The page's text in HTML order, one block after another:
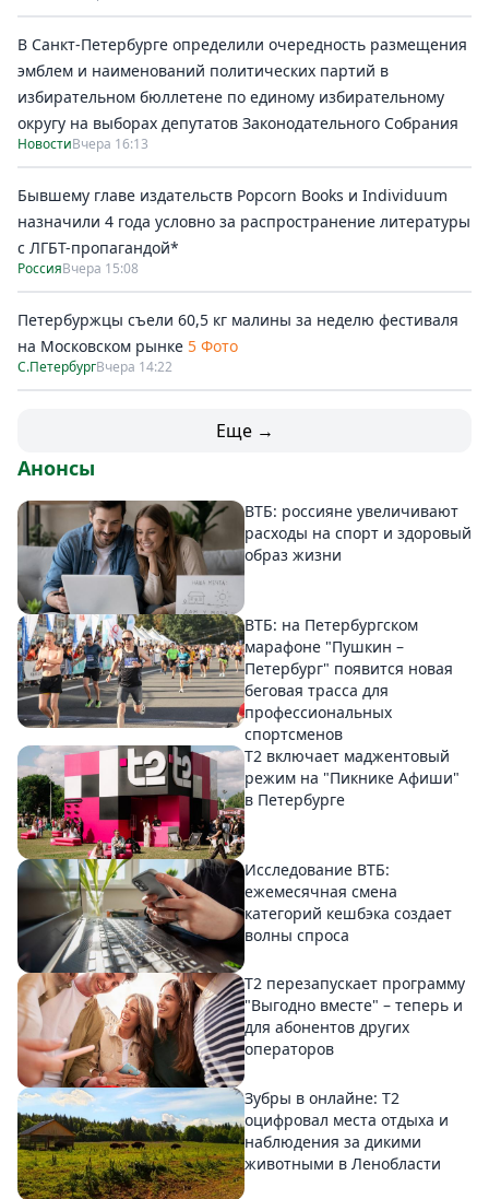
В Санкт-Петербурге определили очередность размещения
эмблем и наименований политических партий в
избирательном бюллетене по единому избирательному
округу на выборах депутатов Законодательного Собрания
НовостиВчера 16:13
Бывшему главе издательств Popcorn Books и Individuum
назначили 4 года условно за распространение литературы
с ЛГБТ-пропагандой*
РоссияВчера 15:08
Петербуржцы съели 60,5 кг малины за неделю фестиваля
на Московском рынке 5 Фото
С.ПетербургВчера 14:22
Еще →
Анонсы
ВТБ: россияне увеличивают
расходы на спорт и здоровый
образ жизни
ВТБ: на Петербургском
марафоне "Пушкин –
Петербург" появится новая
беговая трасса для
профессиональных
спортсменов
Т2 включает маджентовый
режим на "Пикнике Афиши"
в Петербурге
Исследование ВТБ:
ежемесячная смена
категорий кешбэка создает
волны спроса
Т2 перезапускает программу
"Выгодно вместе" – теперь и
для абонентов других
операторов
Зубры в онлайне: Т2
оцифровал места отдыха и
наблюдения за дикими
животными в Ленобласти